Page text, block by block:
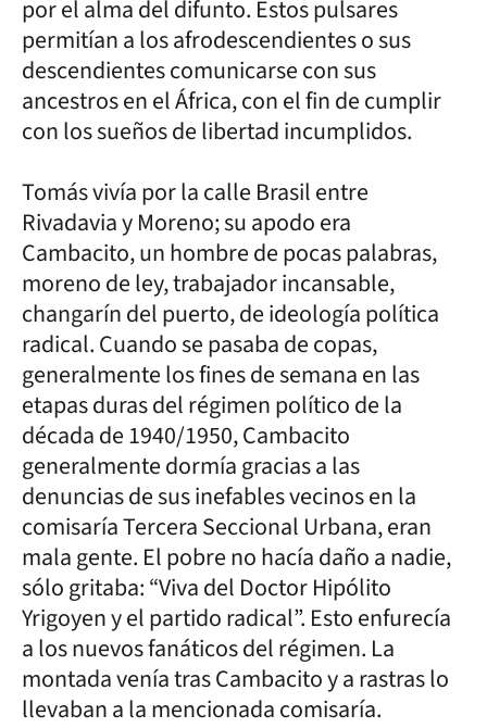
por el alma del difunto. Estos pulsares
permitían a los afrodescendientes o sus
descendientes comunicarse con sus
ancestros en el África, con el fin de cumplir
con los sueños de libertad incumplidos.
Tomás vivía por la calle Brasil entre
Rivadavia y Moreno; su apodo era
Cambacito, un hombre de pocas palabras,
moreno de ley, trabajador incansable,
changarín del puerto, de ideología política
radical. Cuando se pasaba de copas,
generalmente los fines de semana en las
etapas duras del régimen político de la
década de 1940/1950, Cambacito
generalmente dormía gracias a las
denuncias de sus inefables vecinos en la
comisaría Tercera Seccional Urbana, eran
mala gente. El pobre no hacía daño a nadie,
sólo gritaba: “Viva del Doctor Hipólito
Yrigoyen y el partido radical”. Esto enfurecía
a los nuevos fanáticos del régimen. La
montada venía tras Cambacito y a rastras lo
llevaban a la mencionada comisaría.